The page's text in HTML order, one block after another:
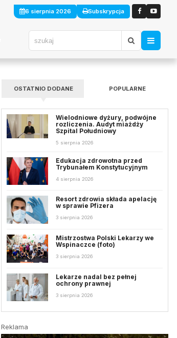
6 sierpnia 2026 Subskrypcja
OSTATNIO DODANE POPULARNE
Wielodniowe dyżury, podwójne
rozliczenia. Audyt miażdży
Szpital Południowy
5 sierpnia 2026
Edukacja zdrowotna przed
Trybunałem Konstytucyjnym
4 sierpnia 2026
Resort zdrowia składa apelację
w sprawie Pfizera
3 sierpnia 2026
Mistrzostwa Polski Lekarzy we
Wspinaczce (foto)
3 sierpnia 2026
Lekarze nadal bez pełnej
ochrony prawnej
3 sierpnia 2026
Reklama